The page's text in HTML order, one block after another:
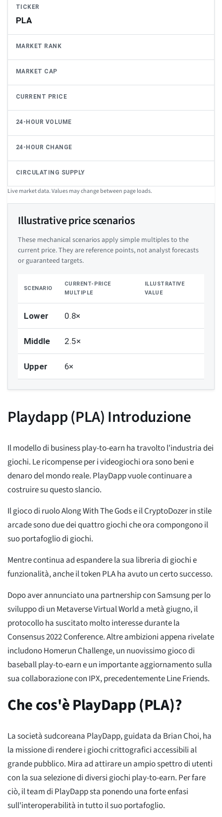
TICKER
PLA
MARKET RANK
MARKET CAP
CURRENT PRICE
24-HOUR VOLUME
24-HOUR CHANGE
CIRCULATING SUPPLY
Live market data. Values may change between page loads.
Illustrative price scenarios
These mechanical scenarios apply simple multiples to the
current price. They are reference points, not analyst forecasts
or guaranteed targets.
SCENARIO
CURRENT-PRICE
MULTIPLE
ILLUSTRATIVE
VALUE
Lower 0.8×
Middle 2.5×
Upper 6×
Playdapp (PLA) Introduzione
Il modello di business play-to-earn ha travolto l'industria dei
giochi. Le ricompense per i videogiochi ora sono beni e
denaro del mondo reale. PlayDapp vuole continuare a
costruire su questo slancio.
Il gioco di ruolo Along With The Gods e il CryptoDozer in stile
arcade sono due dei quattro giochi che ora compongono il
suo portafoglio di giochi.
Mentre continua ad espandere la sua libreria di giochi e
funzionalità, anche il token PLA ha avuto un certo successo.
Dopo aver annunciato una partnership con Samsung per lo
sviluppo di un Metaverse Virtual World a metà giugno, il
protocollo ha suscitato molto interesse durante la
Consensus 2022 Conference. Altre ambizioni appena rivelate
includono Homerun Challenge, un nuovissimo gioco di
baseball play-to-earn e un importante aggiornamento sulla
sua collaborazione con IPX, precedentemente Line Friends.
Che cos'è PlayDapp (PLA)?
La società sudcoreana PlayDapp, guidata da Brian Choi, ha
la missione di rendere i giochi crittografici accessibili al
grande pubblico. Mira ad attirare un ampio spettro di utenti
con la sua selezione di diversi giochi play-to-earn. Per fare
ciò, il team di PlayDapp sta ponendo una forte enfasi
sull'interoperabilità in tutto il suo portafoglio.